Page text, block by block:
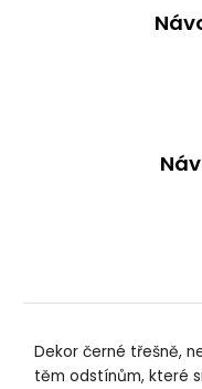
Dekor černé třešně,
těm odstínům, které